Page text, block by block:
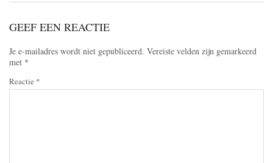
GEEF EEN REACTIE
Je e-mailadres wordt niet gepubliceerd. Vereiste velden zijn gemarkeerd
met *
Reactie *